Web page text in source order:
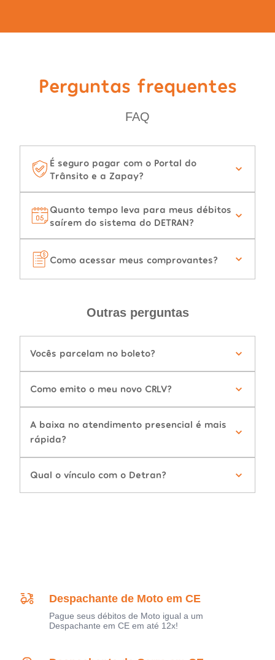
Perguntas frequentes
FAQ
É seguro pagar com o Portal do
Trânsito e a Zapay?
Quanto tempo leva para meus débitos
saírem do sistema do DETRAN?
Como acessar meus comprovantes?
Outras perguntas
Vocês parcelam no boleto?
Como emito o meu novo CRLV?
A baixa no atendimento presencial é mais
rápida?
Qual o vínculo com o Detran?
Despachante de Moto em CE
Pague seus débitos de Moto igual a um
Despachante em CE em até 12x!